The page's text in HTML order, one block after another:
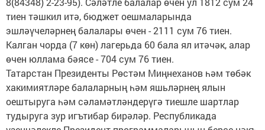
тиен тәшкил итә, бюджет оешмаларында
эшләүчеләрнең балалары өчен - 2111 сум 76 тиен.
Калган чорда (7 көн) лагерьда 60 бала ял итәчәк, алар
өчен юллама бәясе - 704 сум 76 тиен.
Татарстан Президенты Рөстәм Миңнеханов һәм төбәк
хакимиятләре балаларның һәм яшьләрнең ялын
оештыруга һәм сәламәтләндерүгә тиешле шартлар
тудыруга зур игътибар бирәләр. Республикада